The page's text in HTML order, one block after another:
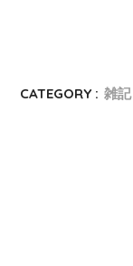
CATEGORY : 雑記